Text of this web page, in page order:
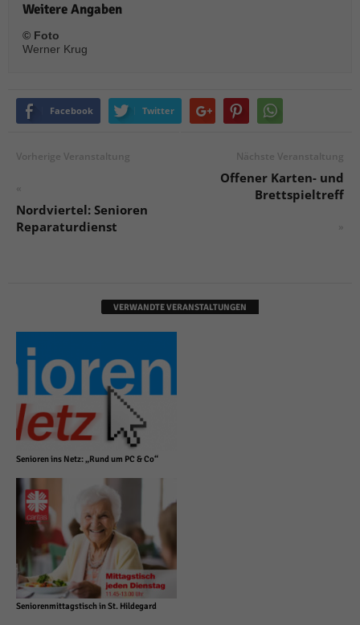
Weitere Angaben
© Foto
Werner Krug
Facebook Twitter
Vorherige Veranstaltung
«
Nordviertel: Senioren
Reparaturdienst
Nächste Veranstaltung
Offener Karten- und
Brettspieltreff
»
VERWANDTE VERANSTALTUNGEN
Senioren ins Netz: „Rund um PC & Co“
Seniorenmittagstisch in St. Hildegard